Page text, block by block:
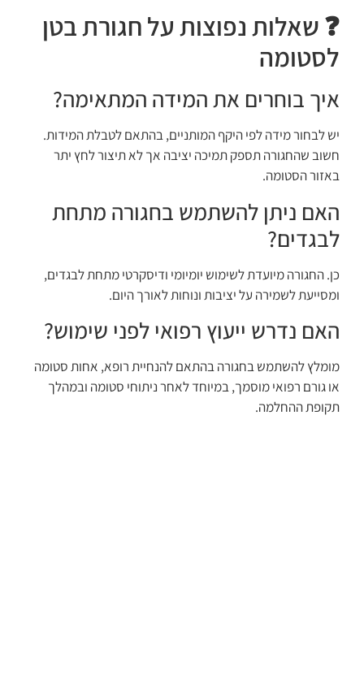
❓ שאלות נפוצות על חגורת בטן
לסטומה
איך בוחרים את המידה המתאימה?
יש לבחור מידה לפי היקף המותניים, בהתאם לטבלת המידות.
חשוב שהחגורה תספק תמיכה יציבה אך לא תיצור לחץ יתר
באזור הסטומה.
האם ניתן להשתמש בחגורה מתחת
לבגדים?
כן. החגורה מיועדת לשימוש יומיומי ודיסקרטי מתחת לבגדים,
ומסייעת לשמירה על יציבות ונוחות לאורך היום.
האם נדרש ייעוץ רפואי לפני שימוש?
מומלץ להשתמש בחגורה בהתאם להנחיית רופא, אחות סטומה
או גורם רפואי מוסמך, במיוחד לאחר ניתוחי סטומה ובמהלך
תקופת ההחלמה.